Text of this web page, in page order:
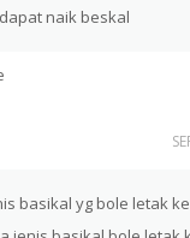
naik beskal
basikal yg bole letak